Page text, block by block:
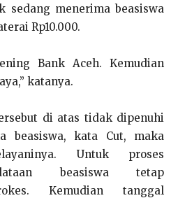
sedang menerima beasiswa
Rp10.000.
Bank Aceh. Kemudian
katanya.
di atas tidak dipenuhi
beasiswa, kata Cut, maka
Untuk proses
beasiswa tetap
Kemudian tanggal